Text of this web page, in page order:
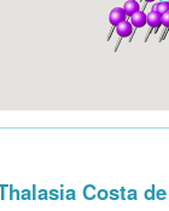
Costa